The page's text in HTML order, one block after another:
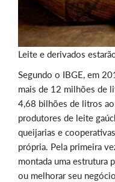
Leite e derivados
Segundo o IBGE, em
mais de 12 milhões de
4,68 bilhões de litros
produtores de leite
queijarias e
própria. Pela primeira
montada uma estrutura
ou melhorar seu